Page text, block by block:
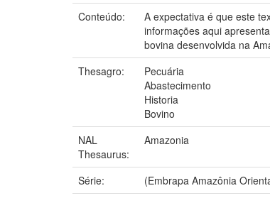
Conteúdo:
A expectativa é que este
informações aqui
bovina desenvolvida na
Thesagro:
Pecuária
Abastecimento
Historia
Bovino
NAL
Thesaurus:
Amazonia
Série:
(Embrapa Amazônia